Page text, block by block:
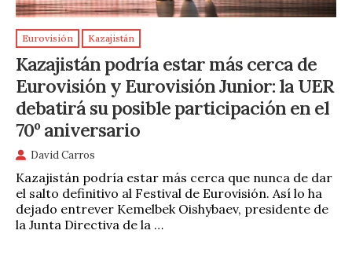
Eurovisión Kazajistán
Kazajistán podría estar más cerca de
Eurovisión y Eurovisión Junior: la UER
debatirá su posible participación en el
70º aniversario
David Carros
Kazajistán podría estar más cerca que nunca de dar
el salto definitivo al Festival de Eurovisión. Así lo ha
dejado entrever Kemelbek Oishybaev, presidente de
la Junta Directiva de la …